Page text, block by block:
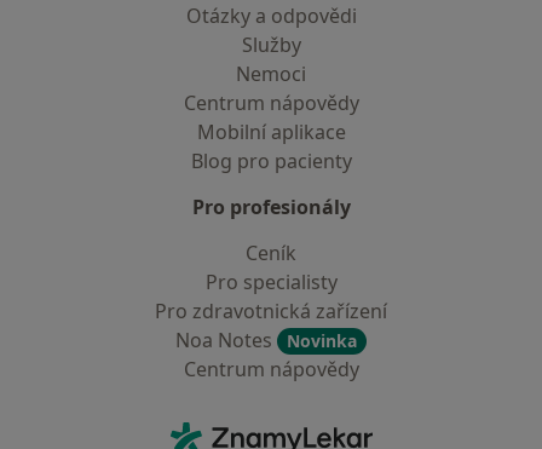
Otázky a odpovědi
Služby
Nemoci
Centrum nápovědy
Mobilní aplikace
Blog pro pacienty
Pro profesionály
Ceník
Pro specialisty
Pro zdravotnická zařízení
Noa Notes
Novinka
Centrum nápovědy
ZnamyLekar - Hlavní stránka